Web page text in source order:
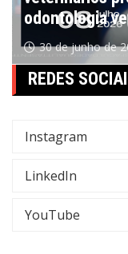
odontologia
30 de junho de
REDES
Instagram
LinkedIn
YouTube